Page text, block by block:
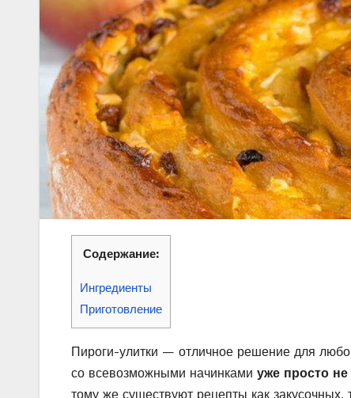
Содержание:
Ингредиенты
Приготовление
Пироги-улитки — отличное решение для
со всевозможными начинками уже просто не
тому же существуют рецепты как